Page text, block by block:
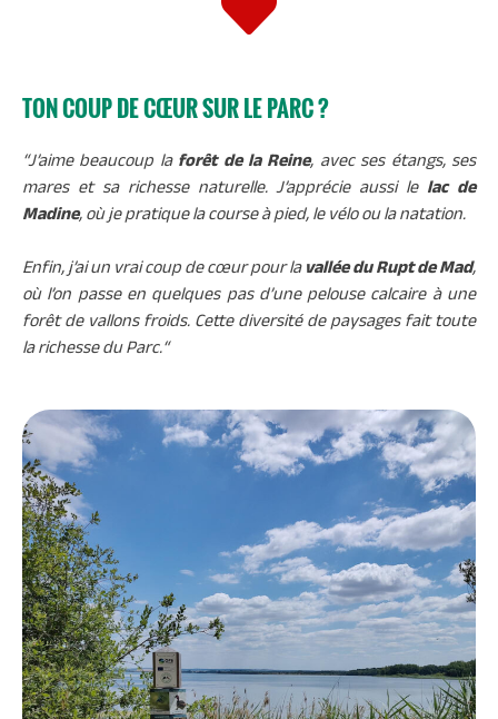
TON COUP DE CŒUR SUR LE PARC ?
“J’aime beaucoup laforêt de la Reine, avec ses étangs, ses
mares et sa richesse naturelle. J’apprécie aussi le lac de
Madine, où je pratique la course à pied, le vélo ou la natation.
Enfin, j’ai un vrai coup de cœur pour lavallée du Rupt de Mad,
où l’on passe en quelques pas d’une pelouse calcaire à une
forêt de vallons froids. Cette diversité de paysages fait toute
la richesse du Parc.“